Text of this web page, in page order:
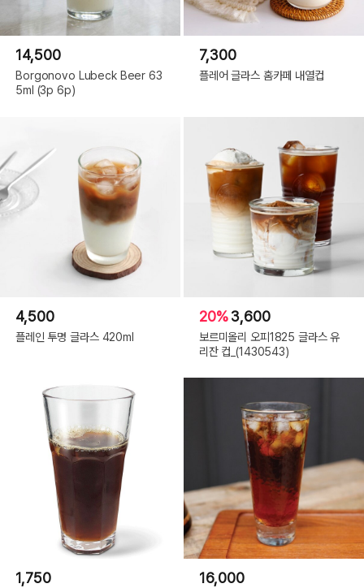
14,500
Borgonovo Lubeck Beer 63
5ml (3p 6p)
7,300
플레어 글라스 홈카페 내열컵
4,500
플레인 투명 글라스 420ml
20%3,600
보르미올리 오피1825 글라스 유
리잔 컵_(1430543)
1,750 16,000